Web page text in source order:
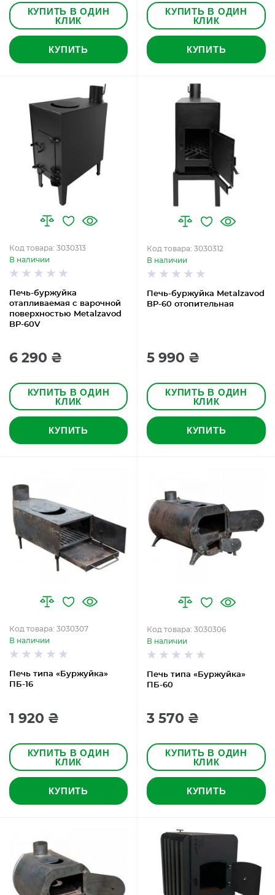
КУПИТЬ В ОДИН
КЛИК
КУПИТЬ
КУПИТЬ В ОДИН
КЛИК
КУПИТЬ
Печь-буржуйка
отапливаемая с варочной
поверхностью Metalzavod
BP-60V
Код товара: 3030313
В наличии
6 290 ₴
КУПИТЬ В ОДИН
КЛИК
КУПИТЬ
Печь-буржуйка Metalzavod
BP-60 отопительная
Код товара: 3030312
В наличии
5 990 ₴
КУПИТЬ В ОДИН
КЛИК
КУПИТЬ
Печь типа «Буржуйка»
ПБ-16
Код товара: 3030307
В наличии
1 920 ₴
КУПИТЬ В ОДИН
КЛИК
КУПИТЬ
Печь типа «Буржуйка»
ПБ-60
Код товара: 3030306
В наличии
3 570 ₴
КУПИТЬ В ОДИН
КЛИК
КУПИТЬ